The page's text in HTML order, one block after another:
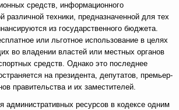
средств, информационного
различной техники, предназначенной для тех
из государственного бюджета.
или льготное использование в целях
во владении властей или местных органов
средств. Однако это последнее
на президента, депутатов, премьер-
правительства и их заместителей.
административных ресурсов в кодексе одним